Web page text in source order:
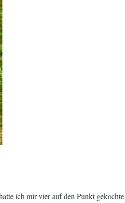
ich mir vier auf den Punkt gekochte